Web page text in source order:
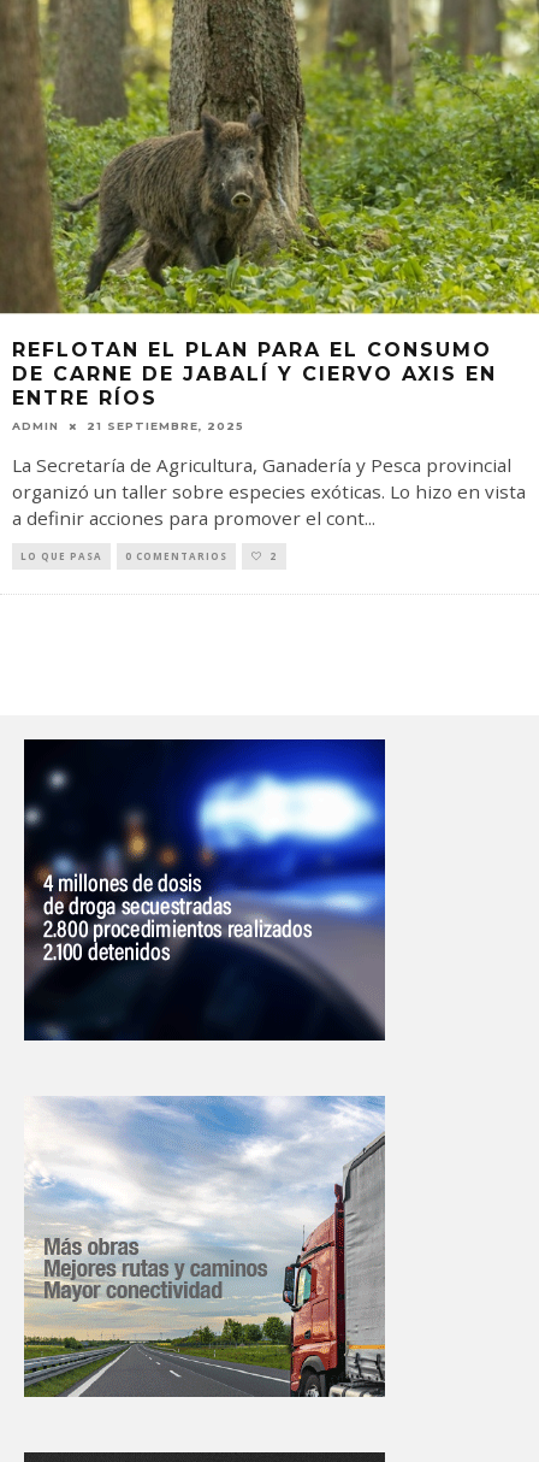
REFLOTAN EL PLAN PARA EL CONSUMO
DE CARNE DE JABALÍ Y CIERVO AXIS EN
ENTRE RÍOS
ADMIN 21 SEPTIEMBRE, 2025
La Secretaría de Agricultura, Ganadería y Pesca provincial
organizó un taller sobre especies exóticas. Lo hizo en vista
a definir acciones para promover el cont...
LO QUE PASA 0 COMENTARIOS 2